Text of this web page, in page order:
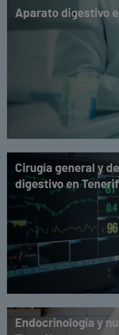
Aparato digestivo
Cirugía general y
digestivo en
Endocrinología y